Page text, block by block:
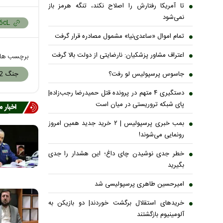
برچسب
جنگ 12 روزه
تا آمریکا رفتارش را اصلاح نکند، تنگه هرمز باز
نمی‌شود
تمام اموال «ساعدی‌نیا» مشمول مصادره قرار گرفت
اعتراف مشاور پزشکیان: نارضایتی از دولت بالا گرفت
جاسوس پرسپولیس لو رفت؟
دستگیری ۴ متهم در پرونده قتل حمیدرضا رجب‌زاده|
پای شبکه تروریستی در میان است
بمب خبری پرسپولیس | ۲ خرید جدید همین امروز
رونمایی می‌شوند!
خطر جدی نوشیدن چای داغ؛ این هشدار را جدی
بگیرید
امیرحسین طاهری پرسپولیسی شد
خریدهای استقلال برگشت خوردند| دو بازیکن به
آلومینیوم بازگشتند